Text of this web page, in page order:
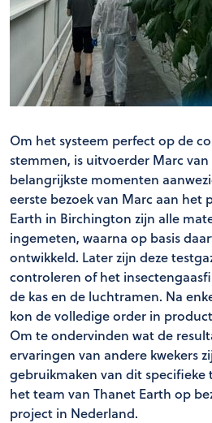
Om het systeem perfect op de
stemmen, is uitvoerder Marc
belangrijkste momenten
eerste bezoek van Marc aan het
Earth in Birchington zijn alle
ingemeten, waarna op basis
ontwikkeld. Later zijn deze
controleren of het
de kas en de luchtramen. Na
kon de volledige order in
Om te ondervinden wat de
ervaringen van andere kwekers
gebruikmaken van dit specifieke
het team van Thanet Earth op
project in Nederland.